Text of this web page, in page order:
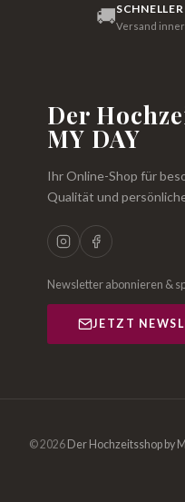
🚚Versand
Der
MY DAY
Ihr Online-Shop für
Qualität und
Newsletter abonnieren &
JETZT
© 2026 Der Hochzeitsshop by